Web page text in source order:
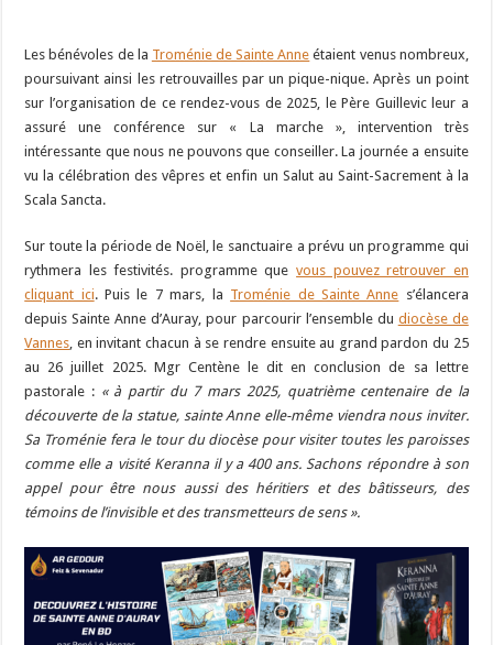
Les bénévoles de la Troménie de Sainte Anne étaient venus nombreux,
poursuivant ainsi les retrouvailles par un pique-nique. Après un point
sur l’organisation de ce rendez-vous de 2025, le Père Guillevic leur a
assuré une conférence sur « La marche », intervention très
intéressante que nous ne pouvons que conseiller. La journée a ensuite
vu la célébration des vêpres et enfin un Salut au Saint-Sacrement à la
Scala Sancta.
Sur toute la période de Noël, le sanctuaire a prévu un programme qui
rythmera les festivités. programme quevous pouvez retrouver en
cliquant ici. Puis le 7 mars, la Troménie de Sainte Anne s’élancera
depuis Sainte Anne d’Auray, pour parcourir l’ensemble du diocèse de
Vannes , en invitant chacun à se rendre ensuite au grand pardon du 25
au 26 juillet 2025. Mgr Centène le dit en conclusion de sa lettre
pastorale : « à partir du 7 mars 2025, quatrième centenaire de la
découverte de la statue, sainte Anne elle-même viendra nous inviter.
Sa Troménie fera le tour du diocèse pour visiter toutes les paroisses
comme elle a visité Keranna il y a 400 ans. Sachons répondre à son
appel pour être nous aussi des héritiers et des bâtisseurs, des
témoins de l’invisible et des transmetteurs de sens ».